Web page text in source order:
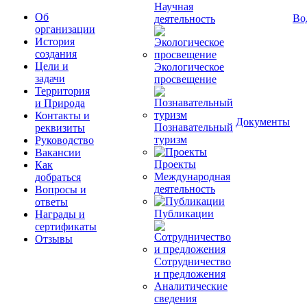
Об
организации
История
создания
Цели и
задачи
Территория
и Природа
Контакты и
реквизиты
Руководство
Вакансии
Как
добраться
Вопросы и
ответы
Награды и
сертификаты
Отзывы
Научная
деятельность
Экологическое
просвещение
Познавательный
туризм
Проекты
Международная
деятельность
Публикации
Сотрудничество
и предложения
Аналитические
сведения
Документы